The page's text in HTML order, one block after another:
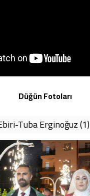
Düğün Fotoları
Tuba Erginoğuz (1)